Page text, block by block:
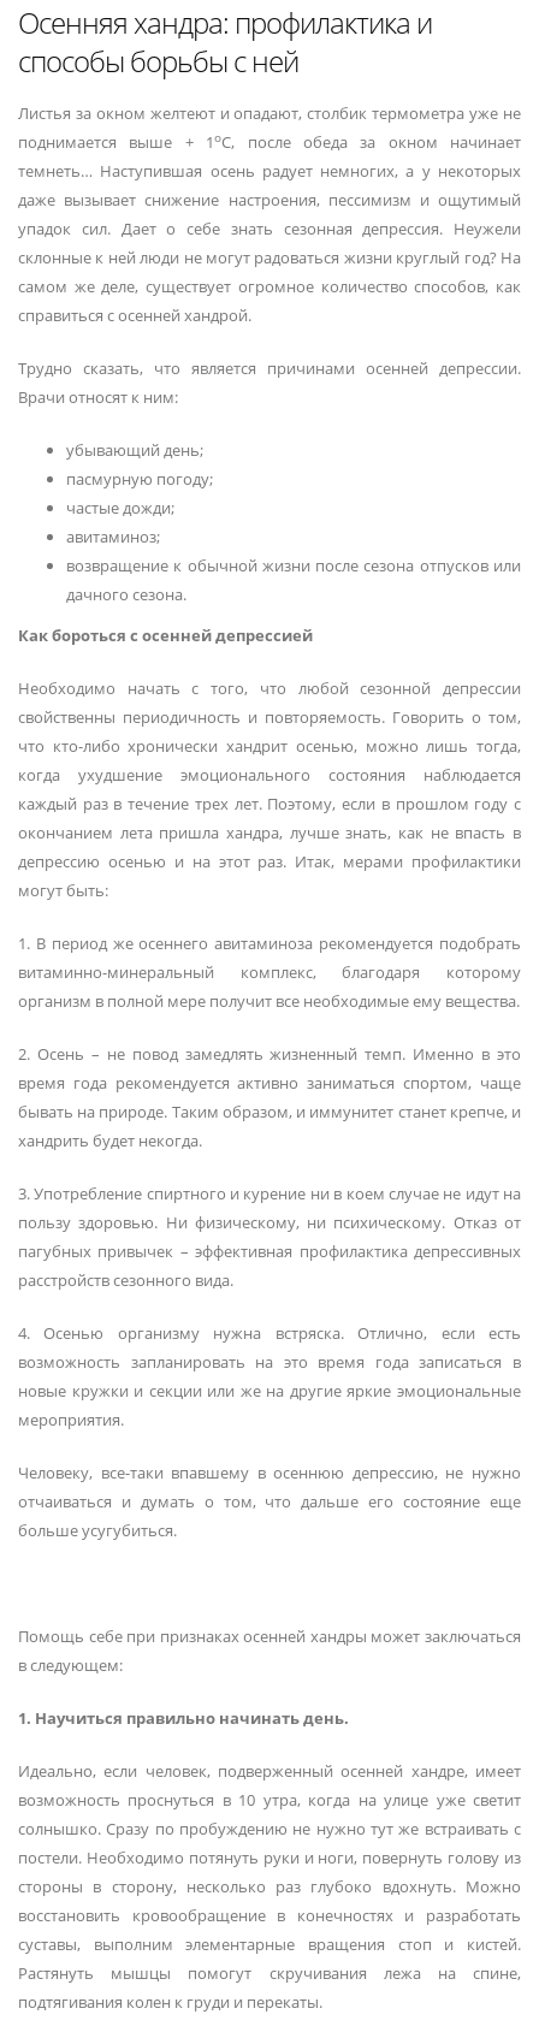
Осенняя хандра: профилактика и
способы борьбы с ней
Листья за окном желтеют и опадают, столбик термометра уже не
поднимается выше + 1оС, после обеда за окном начинает
темнеть… Наступившая осень радует немногих, а у некоторых
даже вызывает снижение настроения, пессимизм и ощутимый
упадок сил. Дает о себе знать сезонная депрессия. Неужели
склонные к ней люди не могут радоваться жизни круглый год? На
самом же деле, существует огромное количество способов, как
справиться с осенней хандрой.
Трудно сказать, что является причинами осенней депрессии.
Врачи относят к ним:
убывающий день;
пасмурную погоду;
частые дожди;
авитаминоз;
возвращение к обычной жизни после сезона отпусков или
дачного сезона.
Как бороться с осенней депрессией
Необходимо начать с того, что любой сезонной депрессии
свойственны периодичность и повторяемость. Говорить о том,
что кто-либо хронически хандрит осенью, можно лишь тогда,
когда ухудшение эмоционального состояния наблюдается
каждый раз в течение трех лет. Поэтому, если в прошлом году с
окончанием лета пришла хандра, лучше знать, как не впасть в
депрессию осенью и на этот раз. Итак, мерами профилактики
могут быть:
1. В период же осеннего авитаминоза рекомендуется подобрать
витаминно-минеральный комплекс, благодаря которому
организм в полной мере получит все необходимые ему вещества.
2. Осень – не повод замедлять жизненный темп. Именно в это
время года рекомендуется активно заниматься спортом, чаще
бывать на природе. Таким образом, и иммунитет станет крепче, и
хандрить будет некогда.
3. Употребление спиртного и курение ни в коем случае не идут на
пользу здоровью. Ни физическому, ни психическому. Отказ от
пагубных привычек – эффективная профилактика депрессивных
расстройств сезонного вида.
4. Осенью организму нужна встряска. Отлично, если есть
возможность запланировать на это время года записаться в
новые кружки и секции или же на другие яркие эмоциональные
мероприятия.
Человеку, все-таки впавшему в осеннюю депрессию, не нужно
отчаиваться и думать о том, что дальше его состояние еще
больше усугубиться.
Помощь себе при признаках осенней хандры может заключаться
в следующем:
1. Научиться правильно начинать день.
Идеально, если человек, подверженный осенней хандре, имеет
возможность проснуться в 10 утра, когда на улице уже светит
солнышко. Сразу по пробуждению не нужно тут же встраивать с
постели. Необходимо потянуть руки и ноги, повернуть голову из
стороны в сторону, несколько раз глубоко вдохнуть. Можно
восстановить кровообращение в конечностях и разработать
суставы, выполним элементарные вращения стоп и кистей.
Растянуть мышцы помогут скручивания лежа на спине,
подтягивания колен к груди и перекаты.